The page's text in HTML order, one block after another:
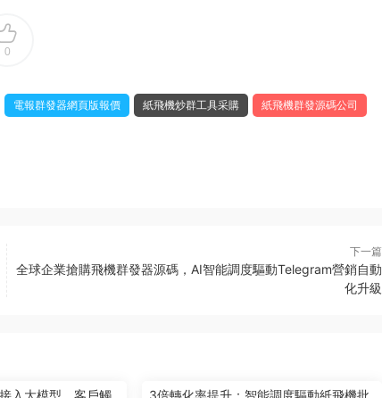
0
電報群發器網頁版報價 紙飛機炒群工具采購
紙飛機群發源碼公司
下一篇
全球企業搶購飛機群發器源碼，AI智能調度驅動Telegram營銷自動
化升級
入大模型，客戶觸
3倍轉化率提升：智能調度驅動紙飛機批